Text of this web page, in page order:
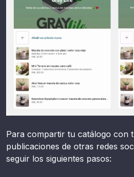
Para compartir tu catálogo con
publicaciones de otras redes
seguir los siguientes pasos: